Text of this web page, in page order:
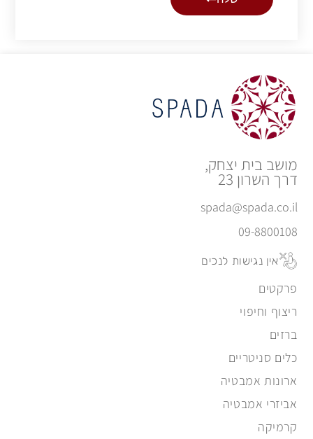
מושב בית יצחק,
דרך השרון 23
spada@spada.co.il
09-8800108
אין נגישות לנכים
פרקטים
ריצוף וחיפוי
ברזים
כלים סניטריים
ארונות אמבטיה
אביזרי אמבטיה
קרמיקה